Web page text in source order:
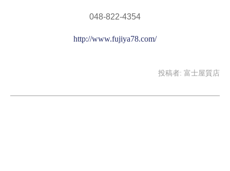
048-822-4354
http://www.fujiya78.com/
投稿者: 富士屋質店